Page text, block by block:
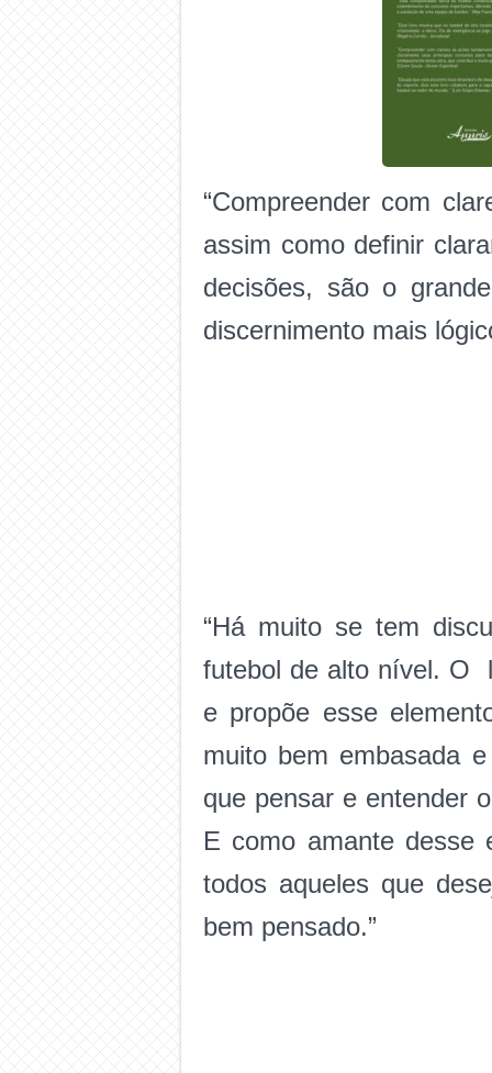
“Compreender com
assim como definir
decisões, são o
discernimento mais
“Há muito se tem
futebol de alto nível. O
e propõe esse
muito bem embasada
que pensar e entender
E como amante desse
todos aqueles que
bem pensado.”